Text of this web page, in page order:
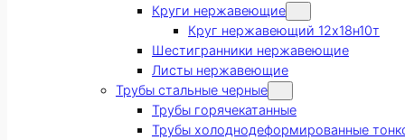
Круги нержавеющие
Круг нержавеющий 12х18н10т
Шестигранники нержавеющие
Листы нержавеющие
Трубы стальные черные
Трубы горячекатанные
Трубы холоднодеформированные